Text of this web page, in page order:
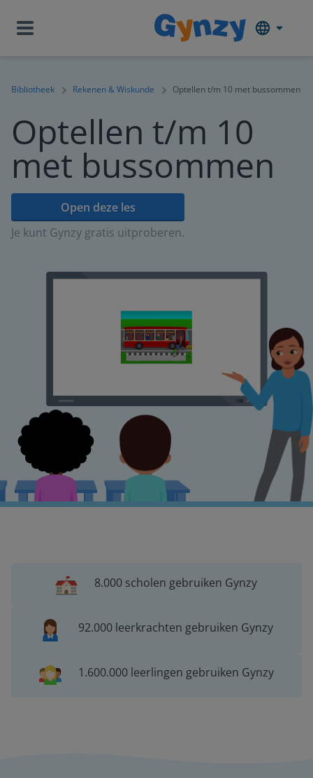
Bibliotheek Rekenen & Wiskunde Optellen t/m 10 met bussommen
Optellen t/m 10
met bussommen
Open deze les
Je kunt Gynzy gratis uitproberen.
8.000 scholen gebruiken Gynzy
92.000 leerkrachten gebruiken Gynzy
1.600.000 leerlingen gebruiken Gynzy